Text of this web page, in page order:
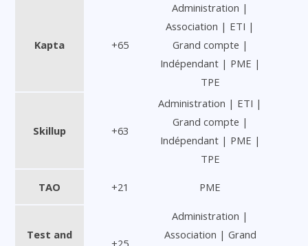
Kapta +65
Administration |
Association | ETI |
Grand compte |
Indépendant | PME |
TPE
Skillup +63
Administration | ETI |
Grand compte |
Indépendant | PME |
TPE
TAO +21 PME
Test and
Administration |
Association | Grand